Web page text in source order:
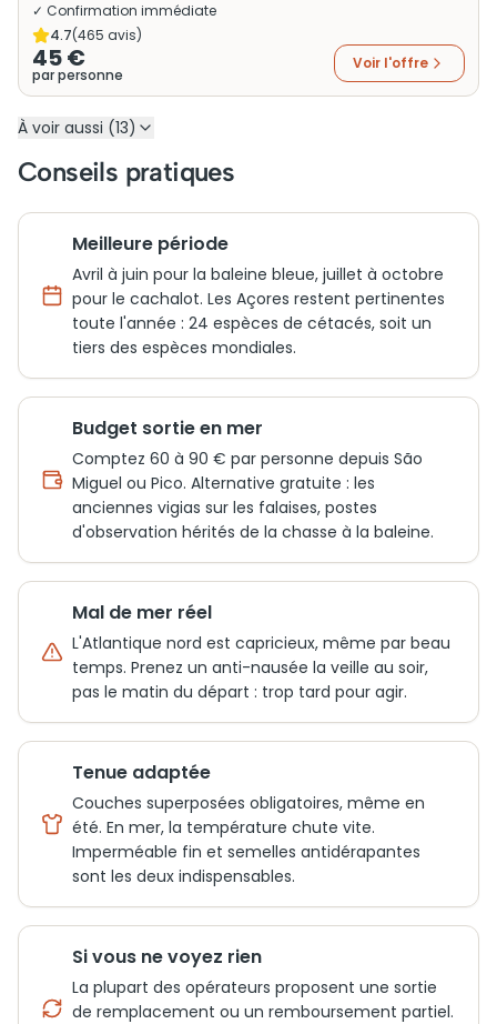
✓ Confirmation immédiate
4.7(465 avis)
45 €
par personne
Voir l'offre
À voir aussi (13)
Conseils pratiques
Meilleure période
Avril à juin pour la baleine bleue, juillet à octobre
pour le cachalot. Les Açores restent pertinentes
toute l'année : 24 espèces de cétacés, soit un
tiers des espèces mondiales.
Budget sortie en mer
Comptez 60 à 90 € par personne depuis São
Miguel ou Pico. Alternative gratuite : les
anciennes vigias sur les falaises, postes
d'observation hérités de la chasse à la baleine.
Mal de mer réel
L'Atlantique nord est capricieux, même par beau
temps. Prenez un anti-nausée la veille au soir,
pas le matin du départ : trop tard pour agir.
Tenue adaptée
Couches superposées obligatoires, même en
été. En mer, la température chute vite.
Imperméable fin et semelles antidérapantes
sont les deux indispensables.
Si vous ne voyez rien
La plupart des opérateurs proposent une sortie
de remplacement ou un remboursement partiel.